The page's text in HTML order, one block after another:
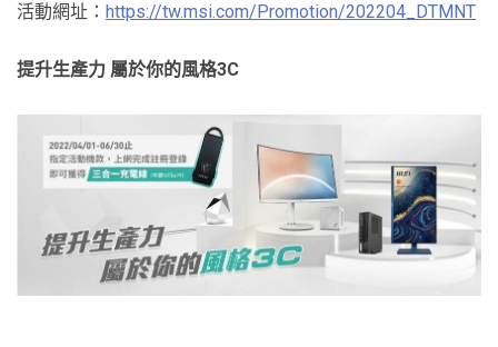
活動網址： https://tw.msi.com/Promotion/202204_DTMNT
提升生產力 屬於你的風格3C